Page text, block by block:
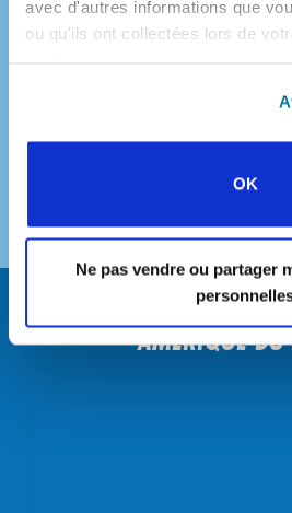
avec d'autres informations que
ou qu'ils ont collectées lors de
OK
Ne pas vendre ou partager
MONDIALE DE L’ÉTUDIANT
AMÉRIQUE